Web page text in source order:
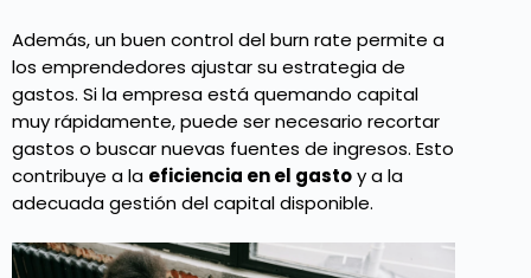
Además, un buen control del burn rate permite a
los emprendedores ajustar su estrategia de
gastos. Si la empresa está quemando capital
muy rápidamente, puede ser necesario recortar
gastos o buscar nuevas fuentes de ingresos. Esto
contribuye a la eficiencia en el gastoy a la
adecuada gestión del capital disponible.